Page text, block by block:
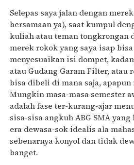
Selepas saya jalan dengan
bersamaan ya), saat kumpul
kuliah atau teman tongkrongan
merek rokok yang saya isap
menyesuaikan isi dompet,
atau Gudang Garam Filter, atau
bisa dibeli di mana saja, apapun
Mungkin masa-masa semester
adalah fase ter-kurang-ajar
sisa-sisa angkuh ABG SMA
era dewasa-sok idealis ala
sebenarnya konyol dan tidak
banget.